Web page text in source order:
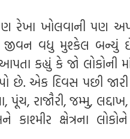
રેખા ખોલવાની પણ
જીવન વધુ મુશ્કેલ
કહ્યું કે જો લોકોની
છે. એક દિવસ પછી જારી
રાજૌરી, જમ્મુ,
ક્ષેત્રના લોકોને